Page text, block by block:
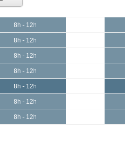
8h - 12h
8h - 12h
8h - 12h
8h - 12h
8h - 12h
8h - 12h
8h - 12h